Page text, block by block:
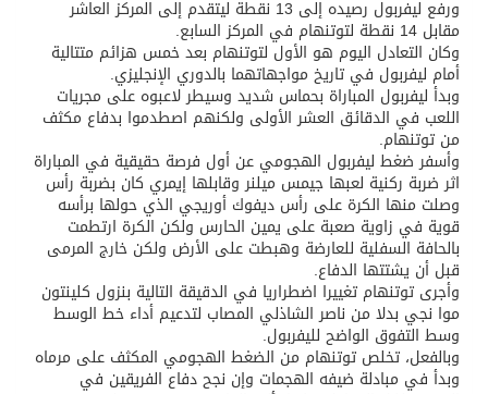
ورفع ليفربول رصيده إلى 13 نقطة ليتقدم إلى المركز العاشر
مقابل 14 نقطة لتوتنهام في المركز السابع.
وكان التعادل اليوم هو الأول لتوتنهام بعد خمس هزائم متتالية
أمام ليفربول في تاريخ مواجهاتهما بالدوري الإنجليزي.
وبدأ ليفربول المباراة بحماس شديد وسيطر لاعبوه على مجريات
اللعب في الدقائق العشر الأولى ولكنهم اصطدموا بدفاع مكثف
من توتنهام.
وأسفر ضغط ليفربول الهجومي عن أول فرصة حقيقية في المباراة
اثر ضربة ركنية لعبها جيمس ميلنر وقابلها إيمري كان بضربة رأس
وصلت منها الكرة على رأس ديفوك أوريجي الذي حولها برأسه
قوية في زاوية صعبة على يمين الحارس ولكن الكرة ارتطمت
بالحافة السفلية للعارضة وهبطت على الأرض ولكن خارج المرمى
قبل أن يشتتها الدفاع.
وأجرى توتنهام تغييرا اضطراريا في الدقيقة التالية بنزول كلينتون
موا نجي بدلا من ناصر الشاذلي المصاب لتدعيم أداء خط الوسط
وسط التفوق الواضح لليفربول.
وبالفعل، تخلص توتنهام من الضغط الهجومي المكثف على مرماه
وبدأ في مبادلة ضيفه الهجمات وإن نجح دفاع الفريقين في